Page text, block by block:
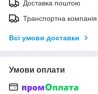
Доставка поштою
Транспортна компанія
Всі умови доставки
Умови оплати